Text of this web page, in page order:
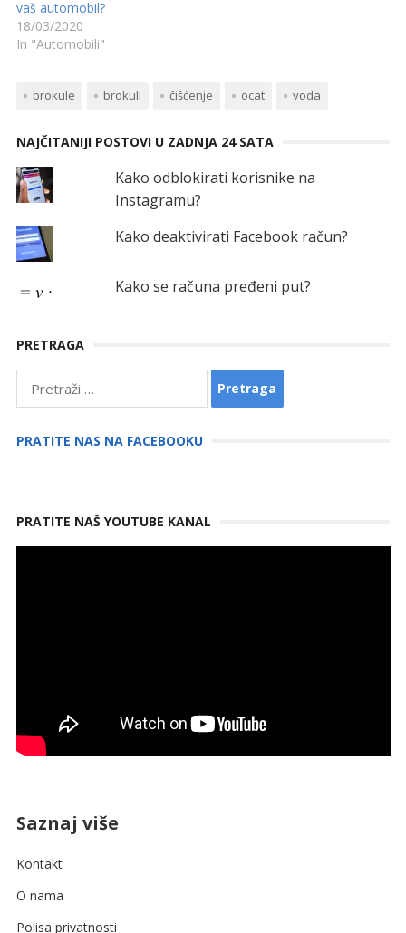
vaš automobil?
18/03/2020
In "Automobili"
brokule brokuli čišćenje ocat voda
NAJČITANIJI POSTOVI U ZADNJA 24 SATA
Kako odblokirati korisnike na
Instagramu?
Kako deaktivirati Facebook račun?
Kako se računa pređeni put?
PRETRAGA
Pretraga:
PRATITE NAS NA FACEBOOKU
PRATITE NAŠ YOUTUBE KANAL
Saznaj više
Kontakt
O nama
Polisa privatnosti